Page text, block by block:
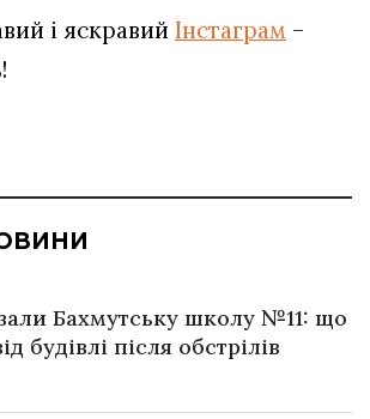
і яскравий Інстаграм –
Бахмутську школу №11: що
будівлі після обстрілів